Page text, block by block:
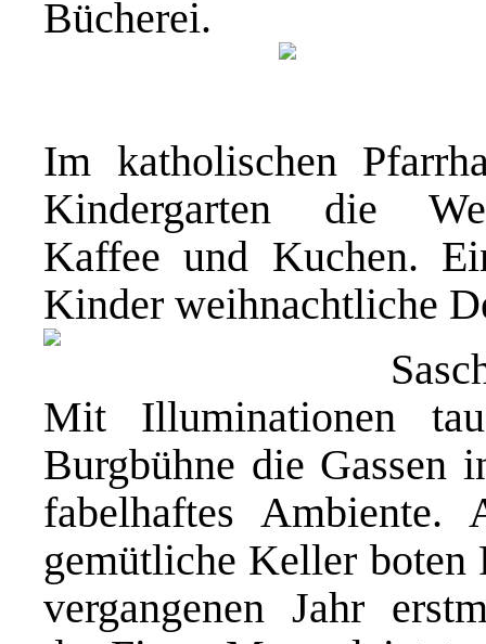
Bücherei.
Im katholischen
Kindergarten die
Kaffee und Kuchen.
Kinder weihnachtliche
Mit Illuminationen
Burgbühne die Gassen
fabelhaftes Ambiente.
gemütliche Keller
vergangenen Jahr